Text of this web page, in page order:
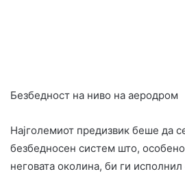
Безбедност на ниво на аеродром
Најголемиот предизвик беше да
безбедносен систем што,
неговата околина, би ги